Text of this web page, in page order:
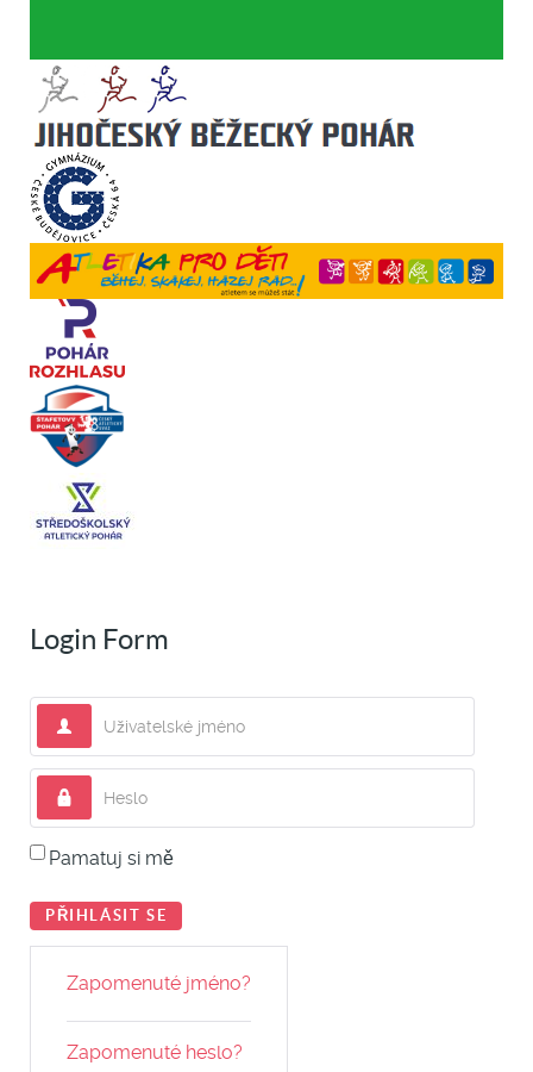
Login Form
Uživatelské jméno
Heslo
Pamatuj si mě
PŘIHLÁSIT SE
Zapomenuté jméno?
Zapomenuté heslo?